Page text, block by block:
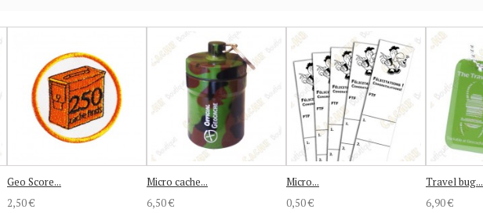
Geo Score...
2,50 €
Micro cache...
6,50 €
Micro...
0,50 €
Travel bug...
6,90 €